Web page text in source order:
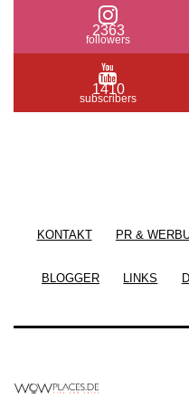
2363
followers
1410
subscribers
KONTAKT PR &
BLOGGER LINKS